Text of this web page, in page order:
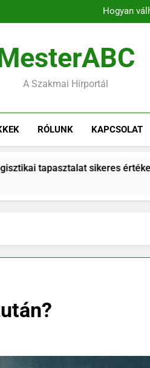
Hogyan
A mentor
Hogyan
A mentor
A Szakmai Hírportál
RÓLUNK KAPCSOLAT
sikeres értékesítési karrieré?